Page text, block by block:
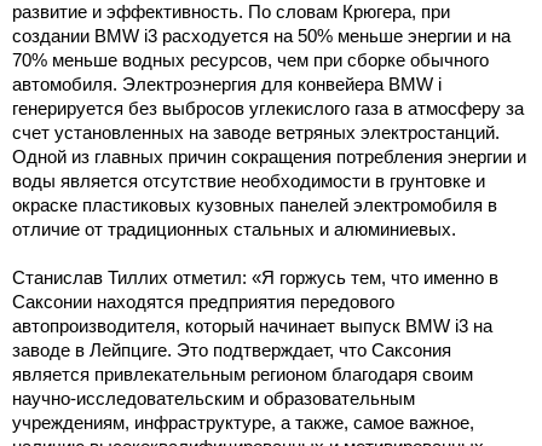
развитие и эффективность. По словам Крюгера, при
создании BMW i3 расходуется на 50% меньше энергии и на
70% меньше водных ресурсов, чем при сборке обычного
автомобиля. Электроэнергия для конвейера BMW i
генерируется без выбросов углекислого газа в атмосферу за
счет установленных на заводе ветряных электростанций.
Одной из главных причин сокращения потребления энергии и
воды является отсутствие необходимости в грунтовке и
окраске пластиковых кузовных панелей электромобиля в
отличие от традиционных стальных и алюминиевых.
Станислав Тиллих отметил: «Я горжусь тем, что именно в
Саксонии находятся предприятия передового
автопроизводителя, который начинает выпуск BMW i3 на
заводе в Лейпциге. Это подтверждает, что Саксония
является привлекательным регионом благодаря своим
научно-исследовательским и образовательным
учреждениям, инфраструктуре, а также, самое важное,